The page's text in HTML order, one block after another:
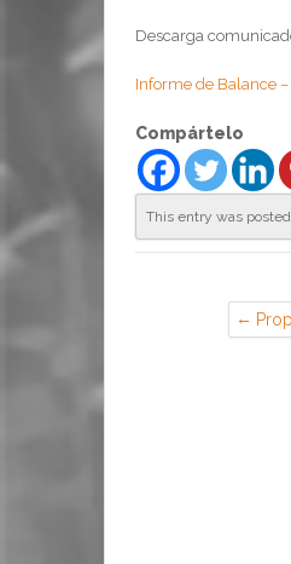
Descarga
Informe de Balance
Compártelo
This entry was